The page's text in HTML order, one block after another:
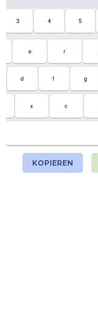
3 4 5
e r
d f g
x c
KOPIEREN